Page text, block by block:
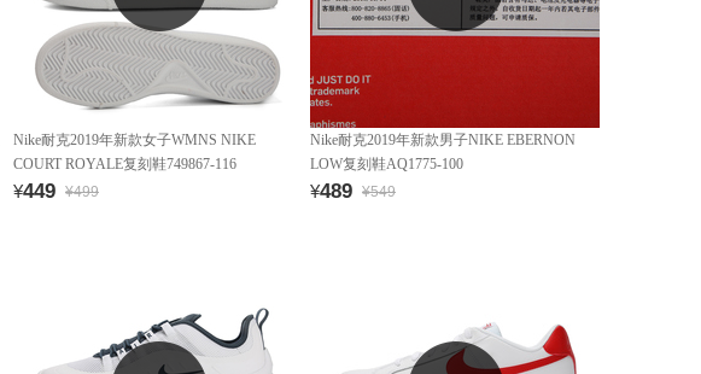
Nike耐克2019年新款女子WMNS NIKE
COURT ROYALE复刻鞋749867-116
¥449 ¥499
Nike耐克2019年新款男子NIKE EBERNON
LOW复刻鞋AQ1775-100
¥489 ¥549